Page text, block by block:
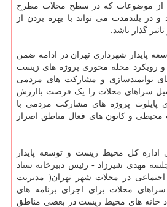
از موضوعات که در سطح محلات مطرح
و در بلندمدت می تواند با بهره بردن از
گذار باشد.
پایدار شهرداری تهران در ادامه ضمن
رویکرد محله محوری پروژه های زیست
توانمندسازی و مشارکت های مردمی
سراهای محلات را یک فرصت باارزش
پایلوت پروژه های مشارکت مردمی با
و کانون های فعال مناطق اصرار
کل محیط زیست و توسعه پایدار
مهدی شیرزاد - رئیس دبیرخانه ستاد
در محلات شهر تهران( مدیریت
محلات برای اجرای برنامه های
خانه های محیط زیست در بعضی مناطق